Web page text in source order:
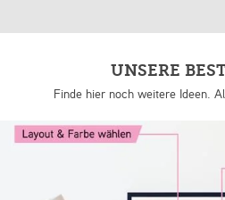
UNSERE
Finde hier noch weitere Ideen.